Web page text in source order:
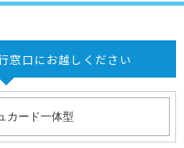
窓口にお越しください
カード一体型